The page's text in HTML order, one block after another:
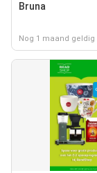
Bruna
Nog 1 maand geldig